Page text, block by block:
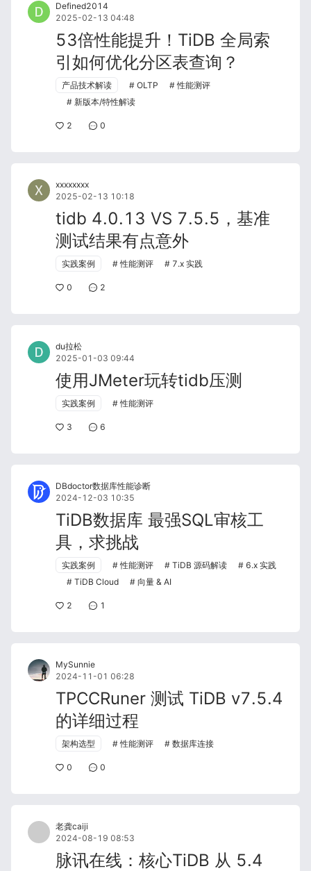
Defined2014
2025-02-13 04:48
53倍性能提升！TiDB 全局索
引如何优化分区表查询？
产品技术解读 OLTP
性能测评
新版本/特性解读
2 0
xxxxxxxx
2025-02-13 10:18
tidb 4.0.13 VS 7.5.5，基准
测试结果有点意外
实践案例 性能测评 7.x 实践
0 2
du拉松
2025-01-03 09:44
使用JMeter玩转tidb压测
实践案例 性能测评
3 6
DBdoctor数据库性能诊断
2024-12-03 10:35
TiDB数据库 最强SQL审核工
具，求挑战
实践案例 性能测评 TiDB 源码解读
6.x 实践
TiDB Cloud
向量 & AI
2 1
MySunnie
2024-11-01 06:28
TPCCRuner 测试 TiDB v7.5.4
的详细过程
架构选型 性能测评 数据库连接
0 0
老龚caiji
2024-08-19 08:53
脉讯在线：核心TiDB 从 5.4